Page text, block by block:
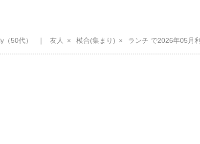
（50代） 友人 模合(集まり) ランチ 2026年05月